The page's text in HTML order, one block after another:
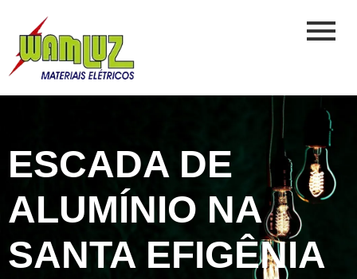
ESCADA DE
ALUMÍNIO NA
SANTA EFIGÊNIA